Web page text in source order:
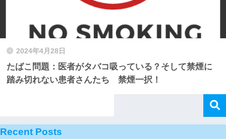
2024年4月28日
たばこ問題：医者がタバコ吸っている？そして禁煙に
踏み切れない患者さんたち 禁煙一択！
Recent Posts